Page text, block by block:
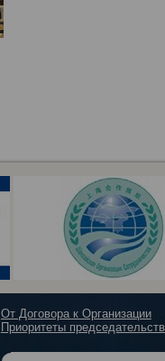
От Договора к Организации
Приоритеты